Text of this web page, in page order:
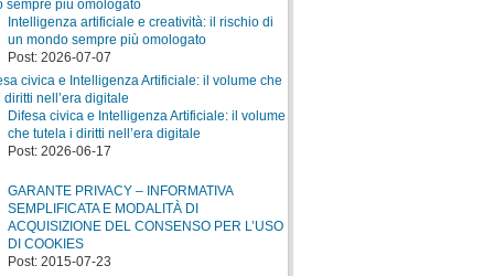
Intelligenza artificiale e creatività: il rischio di
un mondo sempre più omologato
Post: 2026-07-07
Difesa civica e Intelligenza Artificiale: il volume
che tutela i diritti nell’era digitale
Post: 2026-06-17
GARANTE PRIVACY – INFORMATIVA
SEMPLIFICATA E MODALITÀ DI
ACQUISIZIONE DEL CONSENSO PER L’USO
DI COOKIES
Post: 2015-07-23